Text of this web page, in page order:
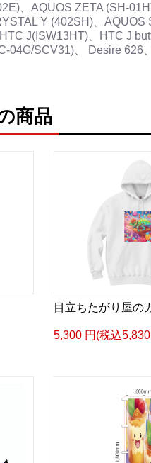
、AQUOS ZETA (SH-
Y (402SH)、
J(ISW13HT)、HTC J
04G/SCV31)、 Desire 626
商品
目立ちたがり屋の
5,300 円(税込